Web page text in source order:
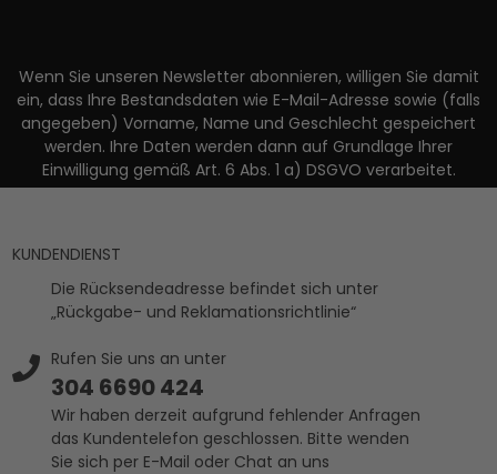
Wenn Sie unseren Newsletter abonnieren, willigen Sie damit
ein, dass Ihre Bestandsdaten wie E-Mail-Adresse sowie (falls
angegeben) Vorname, Name und Geschlecht gespeichert
werden. Ihre Daten werden dann auf Grundlage Ihrer
Einwilligung gemäß Art. 6 Abs. 1 a) DSGVO verarbeitet.
KUNDENDIENST
Die Rücksendeadresse befindet sich unter
„Rückgabe- und Reklamationsrichtlinie“
Rufen Sie uns an unter
304 6690 424
Wir haben derzeit aufgrund fehlender Anfragen
das Kundentelefon geschlossen. Bitte wenden
Sie sich per E-Mail oder Chat an uns